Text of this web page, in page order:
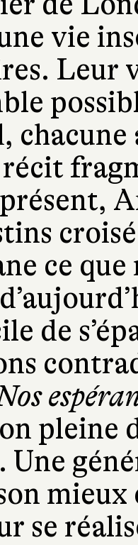
vie
Leur
chacune
récit
ce que
de
pleine
Une
mieux
se